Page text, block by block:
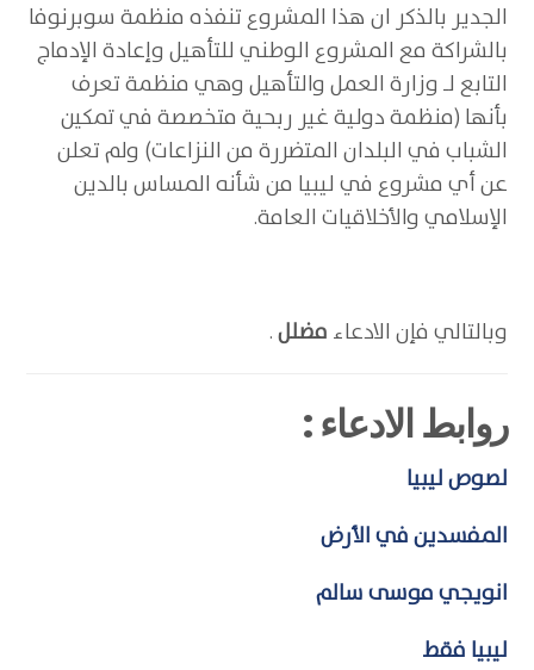
الجدير بالذكر ان هذا المشروع تنفذه منظمة سوبرنوفا
بالشراكة مع المشروع الوطني للتأهيل وإعادة الإدماج
التابع لـ وزارة العمل والتأهيل وهي منظمة تعرف
بأنها (منظمة دولية غير ربحية متخصصة في تمكين
الشباب في البلدان المتضررة من النزاعات) ولم تعلن
عن أي مشروع في ليبيا من شأنه المساس بالدين
الإسلامي والأخلاقيات العامة.
وبالتالي فإن الادعاء مضلل.
روابط الادعاء :
لصوص ليبيا
المفسدين في الأرض
انويجي موسى سالم
ليبيا فقط